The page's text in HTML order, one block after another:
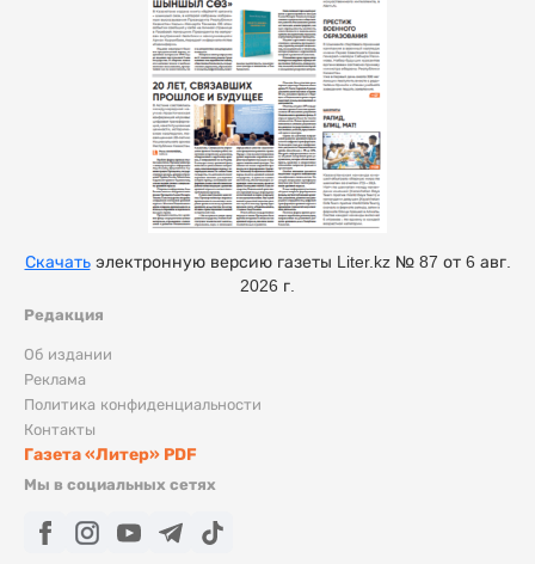
Редакция
Об издании
Реклама
Политика конфиденциальности
Контакты
Газета «Литер» PDF
Мы в социальных сетях
Скачатьэлектронную версию газеты Liter.kz № 87 от 6 авг.
2026 г.